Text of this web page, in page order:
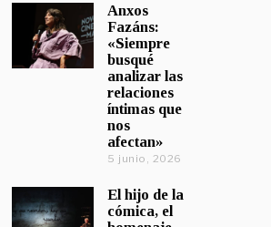
Anxos
Fazáns:
«Siempre
busqué
analizar las
relaciones
íntimas que
nos
afectan»
5 junio, 2026
El hijo de la
cómica, el